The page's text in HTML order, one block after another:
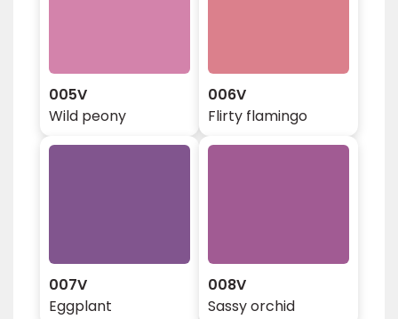
005V
Wild peony
006V
Flirty flamingo
007V
Eggplant
008V
Sassy orchid